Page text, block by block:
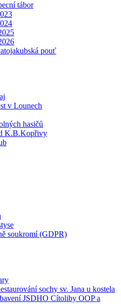
tábor
pouť
v Lounech
hasičů
K.B.Kopřivy
soukromí (GDPR)
sochy sv. Jana u kostela
JSDHO Cítoliby OOP a